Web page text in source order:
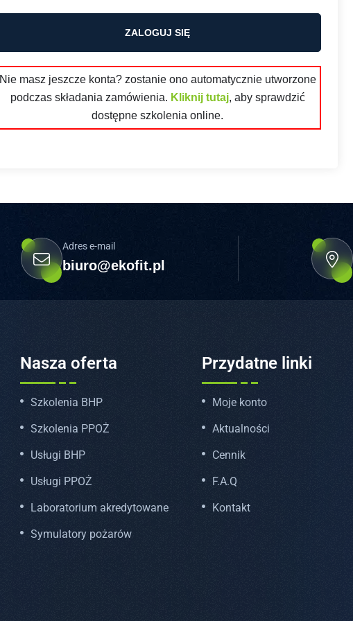
ZALOGUJ SIĘ
Nie masz jeszcze konta? zostanie ono automatycznie utworzone
podczas składania zamówienia. Kliknij tutaj, aby sprawdzić
dostępne szkolenia online.
Adres e-mail
biuro@ekofit.pl
Nasza oferta
Szkolenia BHP
Szkolenia PPOŻ
Usługi BHP
Usługi PPOŻ
Laboratorium akredytowane
Symulatory pożarów
Przydatne linki
Moje konto
Aktualności
Cennik
F.A.Q
Kontakt